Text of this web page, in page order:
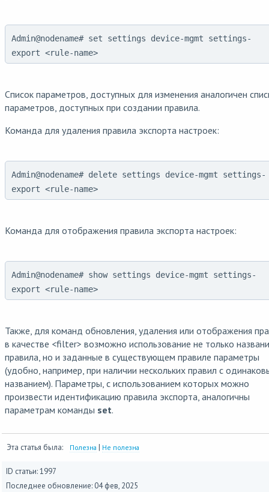
Admin@nodename# set settings device-mgmt settings-
export <rule-name>
Список параметров, доступных для изменения аналогичен
параметров, доступных при создании правила.
Команда для удаления правила экспорта настроек:
Admin@nodename# delete settings device-mgmt settings-
export <rule-name>
Команда для отображения правила экспорта настроек:
Admin@nodename# show settings device-mgmt settings-
export <rule-name>
Также, для команд обновления, удаления или отображения
в качестве <filter> возможно использование не только
правила, но и заданные в существующем правиле параметры
(удобно, например, при наличии нескольких правил с
названием). Параметры, с использованием которых можно
произвести идентификацию правила экспорта, аналогичны
параметрам команды set.
Эта статья была: Полезна | Не полезна
ID статьи: 1997
Последнее обновление: 04 фев, 2025